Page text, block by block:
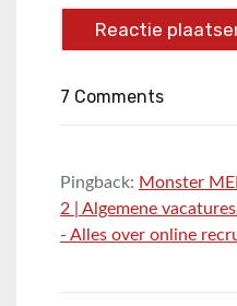
7 Comments
Pingback: Monster
2 | Algemene
- Alles over online